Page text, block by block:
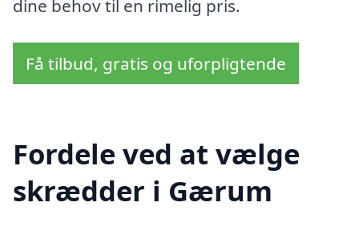
dine behov til en rimelig pris.
Få tilbud, gratis og uforpligtende
Fordele ved at vælge
skrædder i Gærum